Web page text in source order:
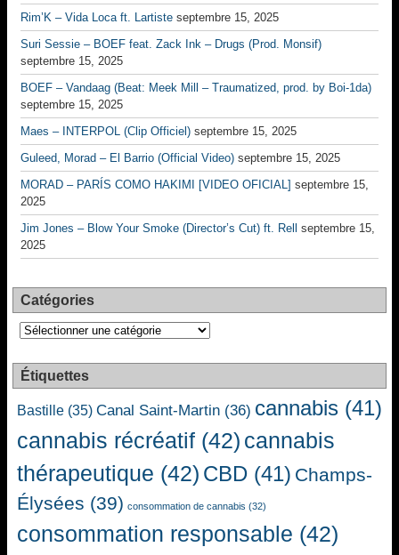
Rim’K – Vida Loca ft. Lartiste septembre 15, 2025
Suri Sessie – BOEF feat. Zack Ink – Drugs (Prod. Monsif)
septembre 15, 2025
BOEF – Vandaag (Beat: Meek Mill – Traumatized, prod. by Boi-1da)
septembre 15, 2025
Maes – INTERPOL (Clip Officiel) septembre 15, 2025
Guleed, Morad – El Barrio (Official Video) septembre 15, 2025
MORAD – PARÍS COMO HAKIMI [VIDEO OFICIAL] septembre 15,
2025
Jim Jones – Blow Your Smoke (Director’s Cut) ft. Rell
septembre 15,
2025
Catégories
Catégories
Étiquettes
Bastille (35) Canal Saint-Martin (36) cannabis (41)
cannabis récréatif (42) cannabis
thérapeutique (42) CBD (41) Champs-
Élysées (39) consommation de cannabis (32)
consommation responsable (42)